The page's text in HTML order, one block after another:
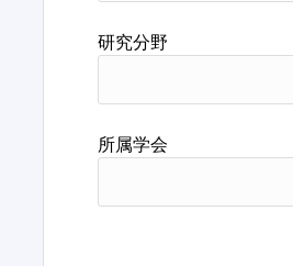
研究分野
所属学会